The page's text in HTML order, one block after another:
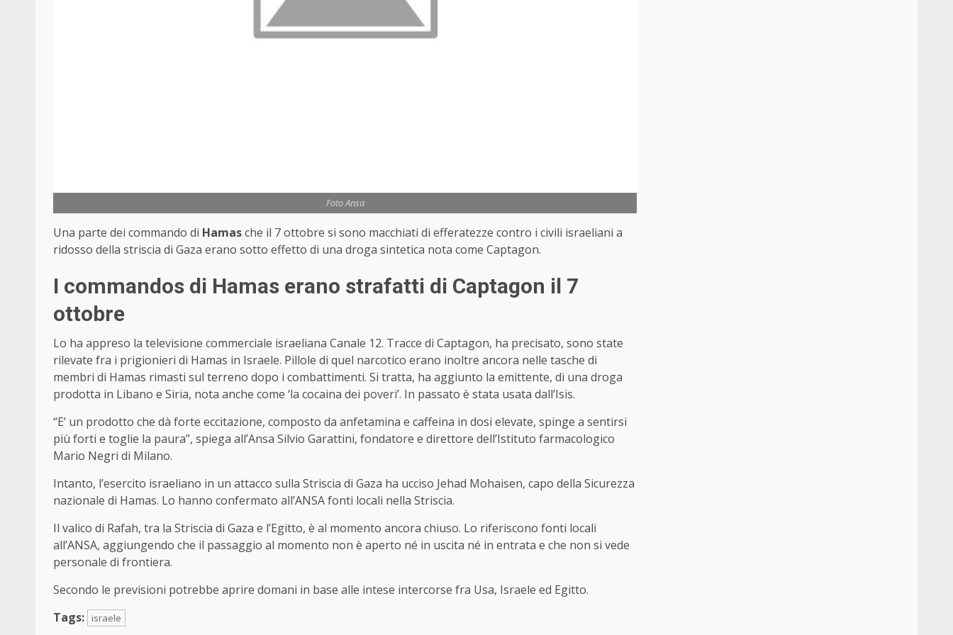
Foto Ansa
Una parte dei commando di Hamasche il 7 ottobre si sono macchiati di efferatezze contro i civili israeliani a
ridosso della striscia di Gaza erano sotto effetto di una droga sintetica nota come Captagon.
I commandos di Hamas erano strafatti di Captagon il 7
ottobre
Lo ha appreso la televisione commerciale israeliana Canale 12. Tracce di Captagon, ha precisato, sono state
rilevate fra i prigionieri di Hamas in Israele. Pillole di quel narcotico erano inoltre ancora nelle tasche di
membri di Hamas rimasti sul terreno dopo i combattimenti. Si tratta, ha aggiunto la emittente, di una droga
prodotta in Libano e Siria, nota anche come ‘la cocaina dei poveri’. In passato è stata usata dall’Isis.
“E’ un prodotto che dà forte eccitazione, composto da anfetamina e caffeina in dosi elevate, spinge a sentirsi
più forti e toglie la paura”, spiega all’Ansa Silvio Garattini, fondatore e direttore dell’Istituto farmacologico
Mario Negri di Milano.
Intanto, l’esercito israeliano in un attacco sulla Striscia di Gaza ha ucciso Jehad Mohaisen, capo della Sicurezza
nazionale di Hamas. Lo hanno confermato all’ANSA fonti locali nella Striscia.
Il valico di Rafah, tra la Striscia di Gaza e l’Egitto, è al momento ancora chiuso. Lo riferiscono fonti locali
all’ANSA, aggiungendo che il passaggio al momento non è aperto né in uscita né in entrata e che non si vede
personale di frontiera.
Secondo le previsioni potrebbe aprire domani in base alle intese intercorse fra Usa, Israele ed Egitto.
Tags:
israele